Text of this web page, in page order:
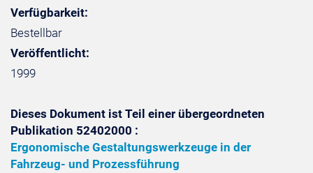
Verfügbarkeit:
Bestellbar
Veröffentlicht:
1999
Dieses Dokument ist Teil einer übergeordneten
Publikation 52402000 :
Ergonomische Gestaltungswerkzeuge in der
Fahrzeug- und Prozessführung